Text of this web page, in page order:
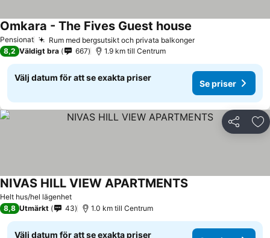
Pensionat Rum med bergsutsikt och privata balkongerSe priser
Omkara - The Fives Guest house
8,2 Väldigt bra 667 1.9 km till Centrum
Välj datum för att se exakta priser
Se priser
Dela
Helt hus/hel lägenhet
NIVAS HILL VIEW APARTMENTS
8,8 Utmärkt 43 1.0 km till Centrum
Välj datum för att se exakta priser